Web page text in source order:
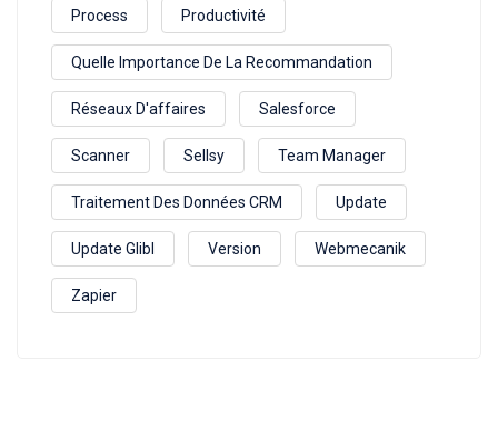
Process Productivité
Quelle Importance De La Recommandation
Réseaux D'affaires Salesforce
Scanner Sellsy Team Manager
Traitement Des Données CRM Update
Update Glibl Version Webmecanik
Zapier